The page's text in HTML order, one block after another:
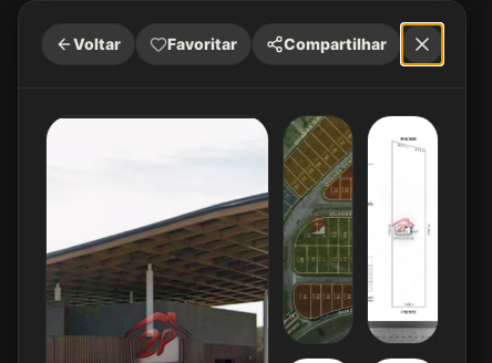
Voltar Favoritar Compartilhar